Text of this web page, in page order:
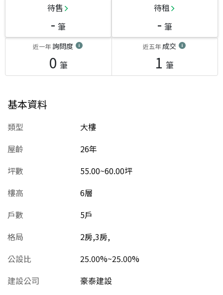
待售
- 筆
待租
- 筆
近一年詢問度
0 筆
近五年成交
1 筆
基本資料
類型
大樓
屋齡
26年
坪數
55.00~60.00坪
樓高
6層
戶數
5戶
格局
2房,3房,
公設比
25.00%~25.00%
建設公司
豪泰建設